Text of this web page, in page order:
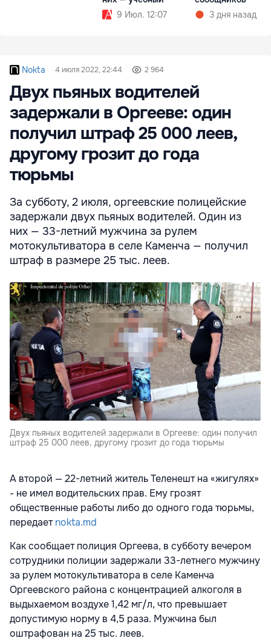
9 Июл. 12:07
3 дня назад
Nokta 4 июля 2022, 22:44 2 964
Двух пьяных водителей
задержали в Оргееве: один
получил штраф 25 000 леев,
другому грозит до года
тюрьмы
За субботу, 2 июля, оргеевские полицейские
задержали двух пьяных водителей. Один из
них — 33-летний мужчина за рулем
мотокультиватора в селе Каменча — получил
штраф в размере 25 тыс. леев.
Двух пьяных водителей задержали в Оргееве: один получил
штраф 25 000 леев, другому грозит до года тюрьмы
А второй — 22-летний житель Теленешт на «жигулях»
- не имел водительских прав. Ему грозят
общественные работы либо до одного года тюрьмы,
передаетnokta.md
Как сообщает полиция Оргеева, в субботу вечером
сотрудники полиции задержали 33-летнего мужчину
за рулем мотокультиватора в селе Каменча
Оргеевского района с концентрацией алкоголя в
выдыхаемом воздухе 1,42 мг/л, что превышает
допустимую норму в 4,5 раза. Мужчина был
оштрафован на 25 тыс. леев.